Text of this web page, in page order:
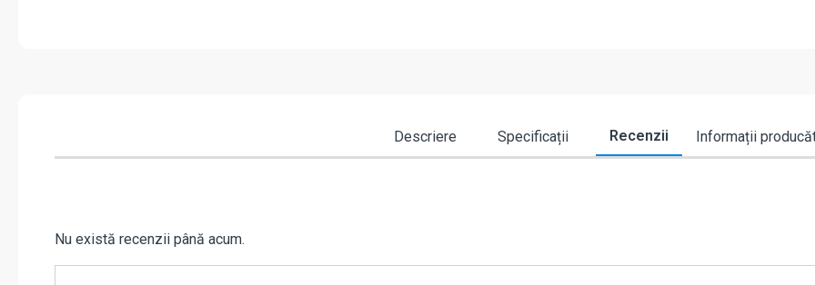
Descriere Specificații Recenzii Informații
Nu există recenzii până acum.